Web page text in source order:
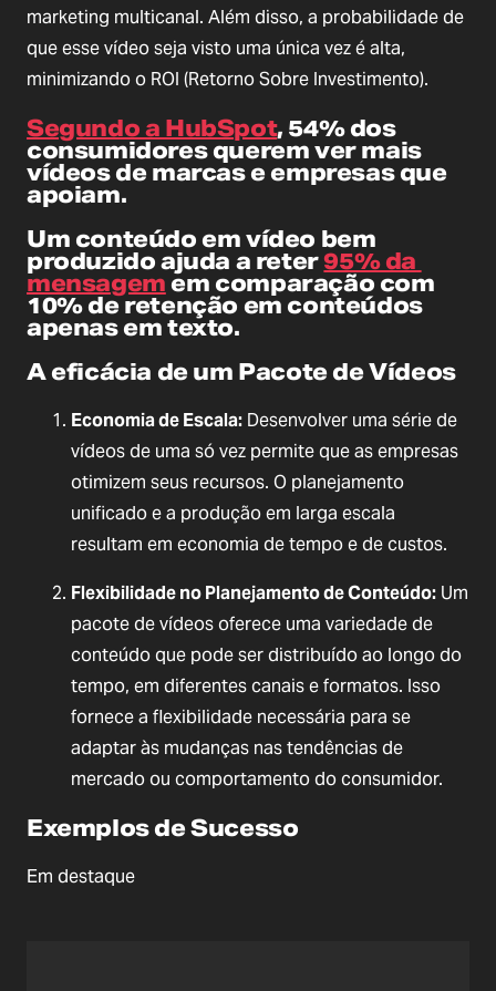
marketing multicanal. Além disso, a probabilidade de
que esse vídeo seja visto uma única vez é alta,
minimizando o ROI (Retorno Sobre Investimento).
Segundo a HubSpot, 54% dos
consumidores querem ver mais
vídeos de marcas e empresas que
apoiam.
Um conteúdo em vídeo bem
produzido ajuda a reter 95% da
mensagem em comparação com
10% de retenção em conteúdos
apenas em texto.
A eficácia de um Pacote de Vídeos
Economia de Escala: Desenvolver uma série de
vídeos de uma só vez permite que as empresas
otimizem seus recursos. O planejamento
unificado e a produção em larga escala
resultam em economia de tempo e de custos.
Flexibilidade no Planejamento de Conteúdo: Um
pacote de vídeos oferece uma variedade de
conteúdo que pode ser distribuído ao longo do
tempo, em diferentes canais e formatos. Isso
fornece a flexibilidade necessária para se
adaptar às mudanças nas tendências de
mercado ou comportamento do consumidor.
Exemplos de Sucesso
Em destaque